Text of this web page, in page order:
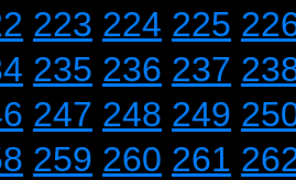
223 224 225
235 236 237
247 248 249
259 260 261